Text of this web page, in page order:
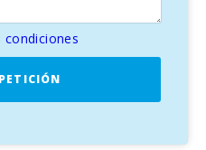
condiciones